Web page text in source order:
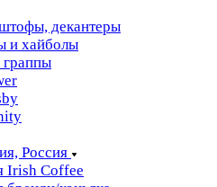
декантеры
и хайболы
Россия
Irish Coffee